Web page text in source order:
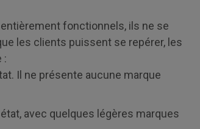
fonctionnels, ils ne se
les clients puissent se repérer, les
:
Il ne présente aucune marque
avec quelques légères marques